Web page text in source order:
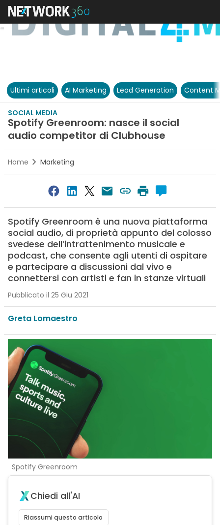
Ultimi articoli AI Marketing Lead Generation Content
SOCIAL MEDIA
Spotify Greenroom: nasce il social
audio competitor di Clubhouse
Home Marketing
Spotify Greenroom è una nuova piattaforma
social audio, di proprietà appunto del colosso
svedese dell’intrattenimento musicale e
podcast, che consente agli utenti di ospitare
e partecipare a discussioni dal vivo e
connettersi con artisti e fan in stanze virtuali
Pubblicato il 25 Giu 2021
Greta Lomaestro
Spotify Greenroom
Chiedi all'AI
Riassumi questo articolo